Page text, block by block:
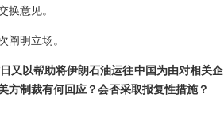
换意见。
阐明立场。
又以帮助将伊朗石油运往中国为由对相关企
方制裁有何回应？会否采取报复性措施？